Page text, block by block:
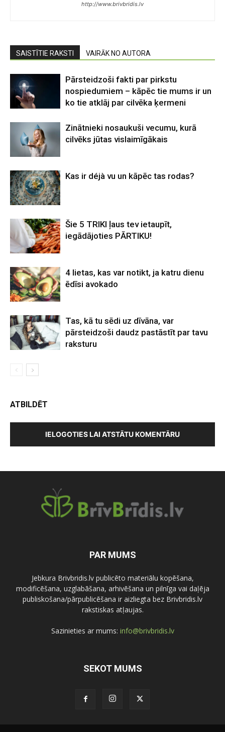
http://www.brivbridis.lv
SAISTĪTIE RAKSTI VAIRĀK NO AUTORA
Pārsteidzoši fakti par pirkstu
nospiedumiem – kāpēc tie mums ir un
ko tie atklāj par cilvēka ķermeni
Zinātnieki nosaukuši vecumu, kurā
cilvēks jūtas vislaimīgākais
Kas ir déjà vu un kāpēc tas rodas?
Šie 5 TRIKI ļaus tev ietaupīt,
iegādājoties PĀRTIKU!
4 lietas, kas var notikt, ja katru dienu
ēdīsi avokado
Tas, kā tu sēdi uz dīvāna, var
pārsteidzoši daudz pastāstīt par tavu
raksturu
ATBILDĒT
IELOGOTIES LAI ATSTĀTU KOMENTĀRU
PAR MUMS
Jebkura Brivbridis.lv publicēto materiālu kopēšana,
modificēšana, uzglabāšana, arhivēšana un pilnīga vai daļēja
publiskošana/pārpublicēšana ir aizliegta bez Brivbridis.lv
rakstiskas atļaujas.
Sazinieties ar mums: info@brivbridis.lv
SEKOT MUMS